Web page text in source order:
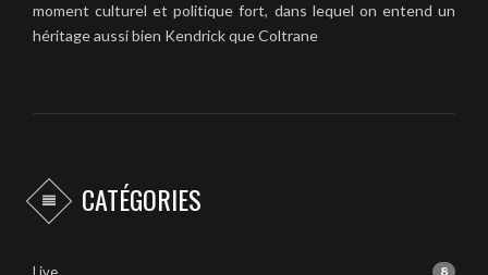
moment culturel et politique fort, dans lequel on entend un
héritage aussi bien Kendrick que Coltrane
CATÉGORIES
8